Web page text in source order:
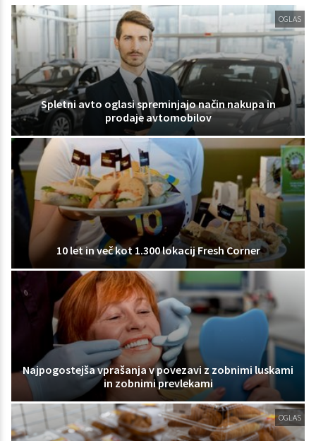
OGLAS
Spletni avto oglasi spreminjajo način nakupa in
prodaje avtomobilov
10 let in več kot 1.300 lokacij Fresh Corner
Najpogostejša vprašanja v povezavi z zobnimi luskami
in zobnimi prevlekami
OGLAS